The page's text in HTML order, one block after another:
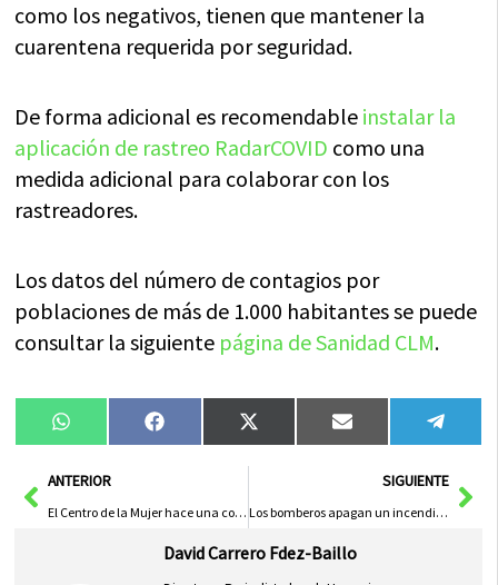
como los negativos, tienen que mantener la
cuarentena requerida por seguridad.
De forma adicional es recomendable instalar la
aplicación de rastreo RadarCOVID como una
medida adicional para colaborar con los
rastreadores.
Los datos del número de contagios por
poblaciones de más de 1.000 habitantes se puede
consultar la siguiente página de Sanidad CLM.
Compartir
en
WhatsAppCompartir
en
FacebookCompartir
en
X
(Twitter)
Compartir
en
Email
en
AntANTERIOR
El Centro de la Mujer hace una convocatoria para presentar proyectos de formación en igualdad
SIGUIENTE
Los bomberos apagan un incendio en una nave agrícola
David Carrero Fdez-Baillo